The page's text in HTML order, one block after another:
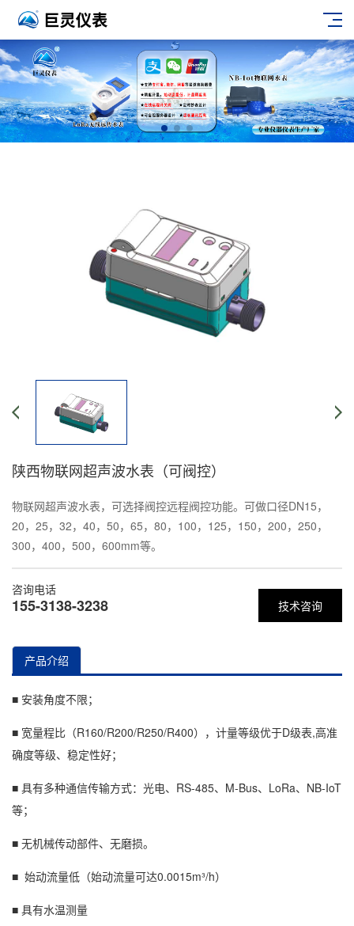
陕西物联网超声波水表（可阀控）
物联网超声波水表，可选择阀控远程阀控功能。可做口径DN15，
20，25，32，40，50，65，80，100，125，150，200，250，
300，400，500，600mm等。
技术咨询
咨询电话
155-3138-3238
产品介绍
■ 安装角度不限；
■ 宽量程比（R160/R200/R250/R400），计量等级优于D级表,高准
确度等级、稳定性好；
■ 具有多种通信传输方式：光电、RS-485、M-Bus、LoRa、NB-IoT
等；
■ 无机械传动部件、无磨损。
■ 始动流量低（始动流量可达0.0015m³/h）
■ 具有水温测量